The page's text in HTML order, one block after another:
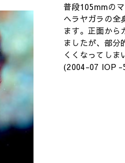
普段105mmの
ヘラヤガラの全
ます。正面から
ましたが、部分
くくなってし
(2004-07 IOP -